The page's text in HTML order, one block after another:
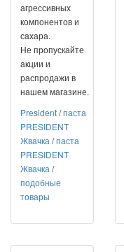
агрессивных
компонентов и
сахара.
Не пропускайте
акции и
распродажи в
нашем магазине.
President/паста
PRESIDENT
Жвачка /паста
PRESIDENT
Жвачка /
подобные
товары